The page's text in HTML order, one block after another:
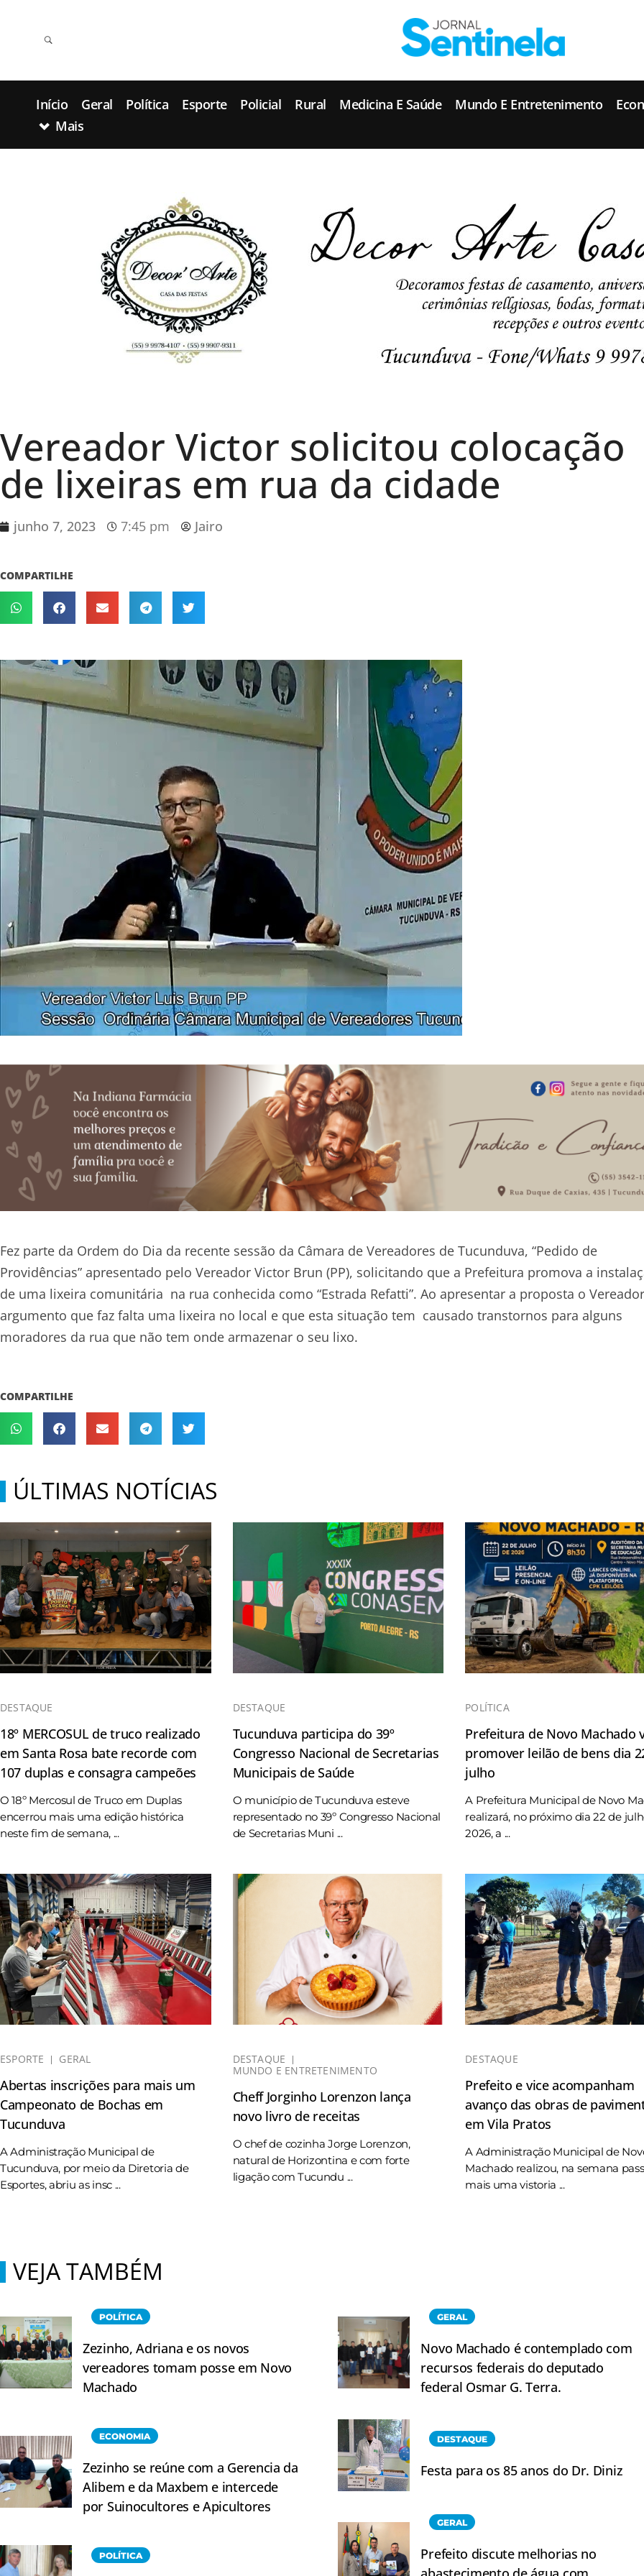
Início Geral Política Esporte Policial Rural Medicina E Saúde Mundo E Entretenimento
Mais
Vereador Victor solicitou colocação
de lixeiras em rua da cidade
junho 7, 2023 7:45 pm Jairo
COMPARTILHE
Fez parte da Ordem do Dia da recente sessão da Câmara de Vereadores de Tucunduva, “Pedido de
Providências” apresentado pelo Vereador Victor Brun (PP), solicitando que a Prefeitura promova a
de uma lixeira comunitária na rua conhecida como “Estrada Refatti”. Ao apresentar a proposta o Vereador
argumento que faz falta uma lixeira no local e que esta situação tem causado transtornos para alguns
moradores da rua que não tem onde armazenar o seu lixo.
COMPARTILHE
ÚLTIMAS NOTÍCIAS
DESTAQUE
18º MERCOSUL de truco realizado
em Santa Rosa bate recorde com
107 duplas e consagra campeões
O 18º Mercosul de Truco em Duplas
encerrou mais uma edição histórica
neste fim de semana, ...
DESTAQUE
Tucunduva participa do 39º
Congresso Nacional de Secretarias
Municipais de Saúde
O município de Tucunduva esteve
representado no 39º Congresso Nacional
de Secretarias Muni ...
POLÍTICA
Prefeitura de Novo Machado
promover leilão de bens dia
julho
A Prefeitura Municipal de Novo
realizará, no próximo dia 22 de
2026, a ...
ESPORTE GERAL
Abertas inscrições para mais um
Campeonato de Bochas em
Tucunduva
A Administração Municipal de
Tucunduva, por meio da Diretoria de
Esportes, abriu as insc ...
DESTAQUE
MUNDO E ENTRETENIMENTO
Cheff Jorginho Lorenzon lança
novo livro de receitas
O chef de cozinha Jorge Lorenzon,
natural de Horizontina e com forte
ligação com Tucundu ...
DESTAQUE
Prefeito e vice acompanham
avanço das obras de
em Vila Pratos
A Administração Municipal de
Machado realizou, na semana
mais uma vistoria ...
VEJA TAMBÉM
POLÍTICA
Zezinho, Adriana e os novos
vereadores tomam posse em Novo
Machado
ECONOMIA
Zezinho se reúne com a Gerencia da
Alibem e da Maxbem e intercede
por Suinocultores e Apicultores
POLÍTICA
GERAL
Novo Machado é contemplado com
recursos federais do deputado
federal Osmar G. Terra.
DESTAQUE
Festa para os 85 anos do Dr. Diniz
GERAL
Prefeito discute melhorias no